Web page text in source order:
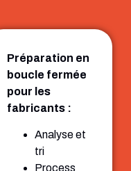
Préparation en
boucle fermée
pour les
fabricants :
Analyse et
tri
Process